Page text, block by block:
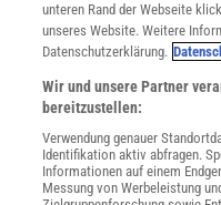
WEITERE
unteren Rand der Webseite
unseres Website. Weitere
Datenschutzerklärung.
Wir und unsere Partner
bereitzustellen:
Verwendung genauer
Identifikation aktiv abfragen.
Informationen auf einem
Messung von Werbeleistung